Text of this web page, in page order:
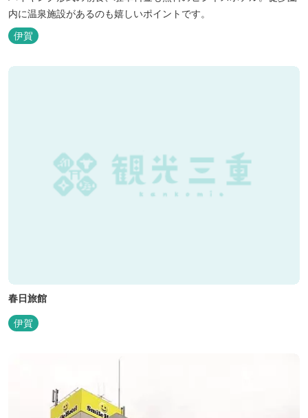
内に温泉施設があるのも嬉しいポイントです。
伊賀
春日旅館
伊賀